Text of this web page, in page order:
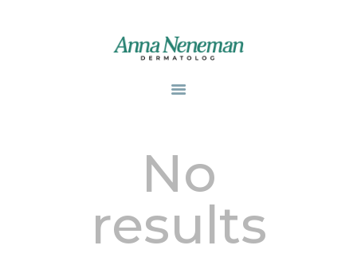
ZABIEGI
GABINETY
WPISY
KONTAKT
No
results